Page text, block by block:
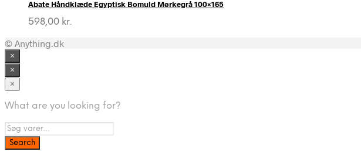
Abate Håndklæde Egyptisk Bomuld Mørkegrå 100×165
598,00 kr.
© Anything.dk
×
×
×
What are you looking for?